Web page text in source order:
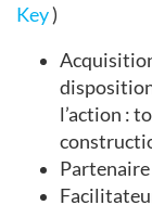
Key)
l’action :